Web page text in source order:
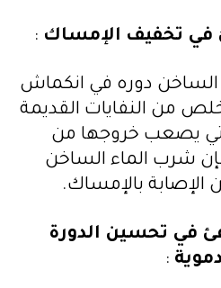
في تخفيف الإمساك :
الساخن دوره في انكماش
من النفايات القديمة
يصعب خروجها من
شرب الماء الساخن
الإصابة بالإمساك.
في تحسين الدورة
: